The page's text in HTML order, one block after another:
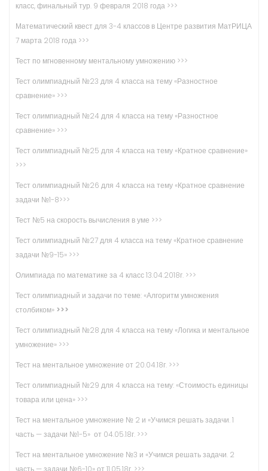
класс, финальный тур. 9 февраля 2018 года >>>
Математический квест для 3-4 классов в Центре развития МатРИЦА
7 марта 2018 года >>>
Тест по мгновенному ментальному умножению >>>
Тест олимпиадный №23 для 4 класса на тему «Разностное
сравнение» >>>
Тест олимпиадный №24 для 4 класса на тему «Разностное
сравнение» >>>
Тест олимпиадный №25 для 4 класса на тему «Кратное сравнение»
>>>
Тест олимпиадный №26 для 4 класса на тему «Кратное сравнение
задачи №1-8>>>
Тест №5 на скорость вычисления в уме >>>
Тест олимпиадный №27 для 4 класса на тему «Кратное сравнение
задачи №9-15» >>>
Олимпиада по математике за 4 класс 13.04.2018г. >>>
Тест олимпиадный и задачи по теме: «Алгоритм умножения
столбиком» >>>
Тест олимпиадный №28 для 4 класса на тему «Логика и ментальное
умножение» >>>
Тест на ментальное умножение от 20.04.18г. >>>
Тест олимпиадный №29 для 4 класса на тему: «Стоимость единицы
товара или цена» >>>
Тест на ментальное умножение № 2 и «Учимся решать задачи. 1
часть — задачи №1-5» от 04.05.18г. >>>
Тест на ментальное умножение №3 и «Учимся решать задачи. 2
часть — задачи №6-10» от 11.05.18г. >>>